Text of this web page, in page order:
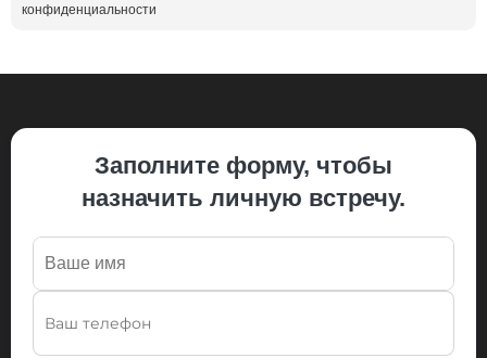
конфиденциальности
Заполните форму, чтобы
назначить личную встречу.